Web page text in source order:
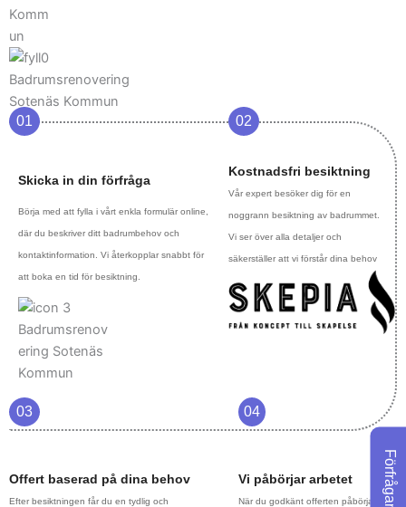
Förfrågan
01
Skicka in din förfråga
Börja med att fylla i vårt enkla formulär online,
där du beskriver ditt badrumbehov och
kontaktinformation. Vi återkopplar snabbt för
att boka en tid för besiktning.
02
Kostnadsfri besiktning
Vår expert besöker dig för en
noggrann besiktning av badrummet.
Vi ser över alla detaljer och
säkerställer att vi förstår dina behov
03
Offert baserad på dina behov
Efter besiktningen får du en tydlig och
04
Vi påbörjar arbetet
När du godkänt offerten påbörjar vårt